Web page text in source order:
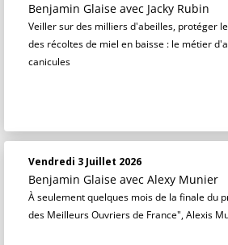
Benjamin Glaise avec Jacky Rubin
Veiller sur des milliers d'abeilles, protéger
des récoltes de miel en baisse : le métier
canicules
Vendredi 3 Juillet 2026
Benjamin Glaise avec Alexy Munier
À seulement quelques mois de la finale du
des Meilleurs Ouvriers de France", Alexis